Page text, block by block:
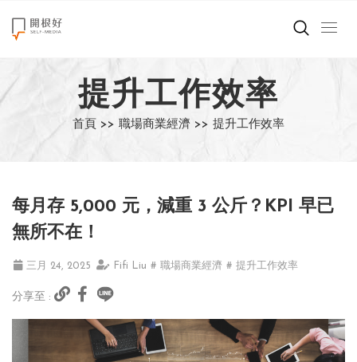
來點正能量
世界在想什麼
創造美好生活
職場商業經濟
影片專區
關於我們
提升工作效率
首頁 >> 職場商業經濟 >> 提升工作效率
每月存 5,000 元，減重 3 公斤？KPI 早已
無所不在！
三月 24, 2025 Fifi Liu # 職場商業經濟 # 提升工作效率
分享至 :